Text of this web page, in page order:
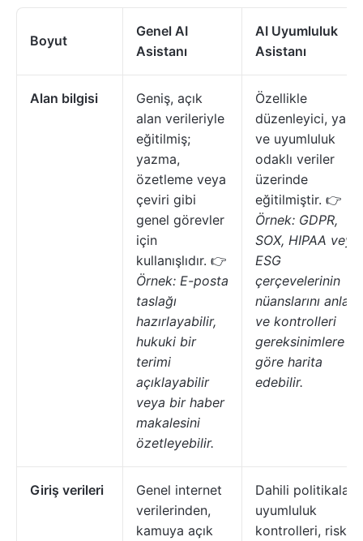
Boyut
Genel AI
Asistanı
AI Uyumluluk
Asistanı
Alan bilgisi
Geniş, açık
alan verileriyle
eğitilmiş;
yazma,
özetleme veya
çeviri gibi
genel görevler
için
kullanışlıdır. 👉
Örnek: E-posta
taslağı
hazırlayabilir,
hukuki bir
terimi
açıklayabilir
veya bir haber
makalesini
özetleyebilir.
Özellikle
düzenleyici, yasal
ve uyumluluk
odaklı veriler
üzerinde
eğitilmiştir. 👉
Örnek: GDPR,
SOX, HIPAA veya
ESG
çerçevelerinin
nüanslarını anlar
ve kontrolleri
gereksinimlere
göre harita
edebilir.
Giriş verileri
Genel internet
verilerinden,
kamuya açık
Dahili politikalar,
uyumluluk
kontrolleri, risk